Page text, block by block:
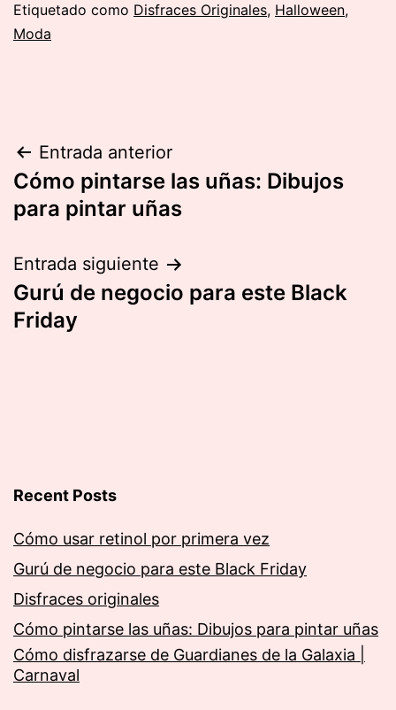
Etiquetado como Disfraces Originales, Halloween,
Moda
Navegación
de
Entrada anterior
Cómo pintarse las uñas: Dibujos
para pintar uñas
Entrada siguiente
Gurú de negocio para este Black
Friday
Recent Posts
Cómo usar retinol por primera vez
Gurú de negocio para este Black Friday
Disfraces originales
Cómo pintarse las uñas: Dibujos para pintar uñas
Cómo disfrazarse de Guardianes de la Galaxia |
Carnaval